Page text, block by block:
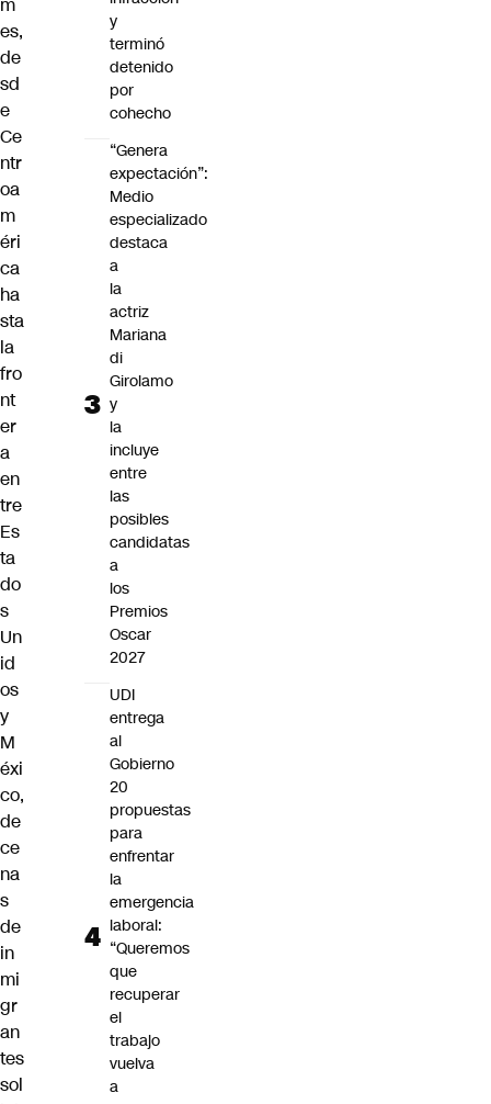
es,
de
sd
e
Ce
ntr
oa
m
éri
ca
ha
sta
la
fro
nt
er
a
en
tre
Es
ta
do
s
Un
id
os
y
M
éxi
co,
de
ce
na
s
de
in
mi
gr
an
tes
sol
y
terminó
detenido
por
cohecho
“Genera
expectación”:
Medio
especializado
destaca
a
la
actriz
Mariana
di
Girolamo
y
la
incluye
entre
las
posibles
candidatas
a
los
Premios
Oscar
2027
UDI
entrega
al
Gobierno
20
propuestas
para
enfrentar
la
emergencia
laboral:
“Queremos
que
recuperar
el
trabajo
vuelva
a